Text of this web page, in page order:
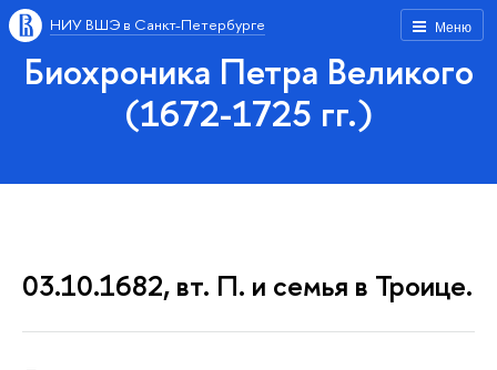
Меню
НИУ ВШЭ в Санкт-Петербурге
Биохроника Петра Великого
(1672-1725 гг.)
03.10.1682, вт. П. и семья в Троице.